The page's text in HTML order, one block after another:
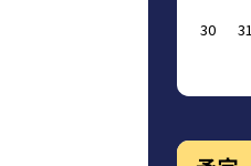
30
31